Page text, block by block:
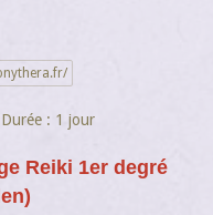
Durée : 1 jour
Reiki 1er degré